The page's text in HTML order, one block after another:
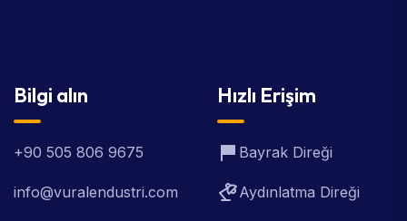
Bilgi alın
+90 505 806 9675
info@vuralendustri.com
Hızlı Erişim
Bayrak Direği
Aydınlatma Direği